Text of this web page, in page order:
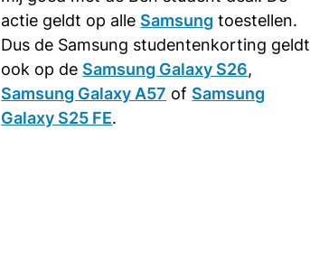
actie geldt op alleSamsung toestellen.
Dus de Samsung studentenkorting geldt
ook op deSamsung Galaxy S26,
Samsung Galaxy A57 ofSamsung
Galaxy S25 FE.